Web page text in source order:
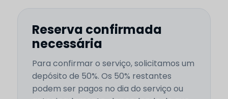
Reserva confirmada
necessária
Para confirmar o serviço, solicitamos um
depósito de 50%. Os 50% restantes
podem ser pagos no dia do serviço ou